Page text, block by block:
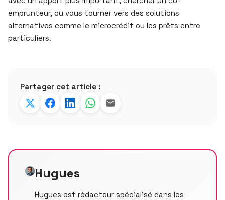
emprunteur, ou vous tourner vers des solutions
alternatives comme le microcrédit ou les prêts entre
particuliers.
Partager cet article :
Hugues
Hugues est rédacteur spécialisé dans les